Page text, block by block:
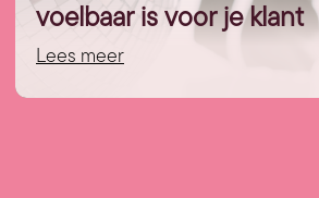
voelbaar is voor je klant
Lees meer